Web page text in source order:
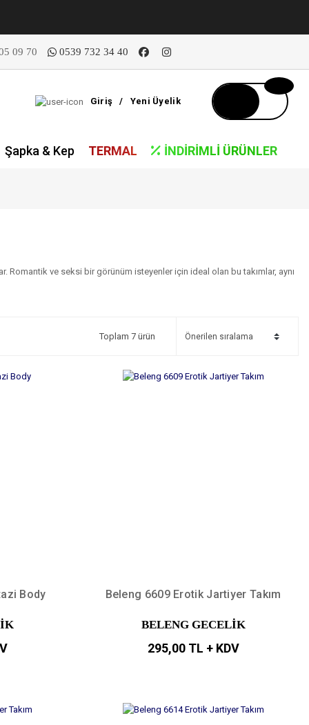
09 70 0539 732 34 40
Giriş / Yeni Üyelik
Şapka & Kep TERMAL İNDIRIMLI ÜRÜNLER
Romantik ve seksi bir görünüm isteyenler için ideal olan bu takımlar, aynı
Toplam 7 ürün
Body Beleng 6609 Erotik Jartiyer Takım
BELENG GECELİK
295,00 TL + KDV